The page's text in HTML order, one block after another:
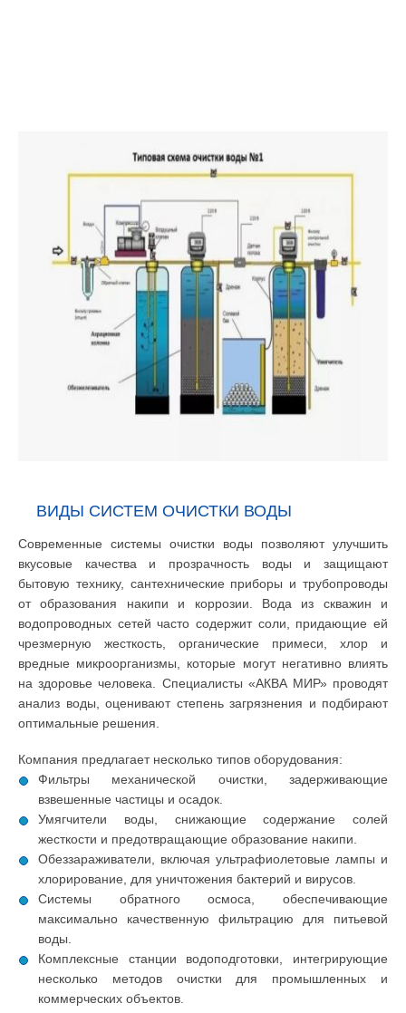
ВИДЫ СИСТЕМ ОЧИСТКИ ВОДЫ
Современные системы очистки воды позволяют улучшить
вкусовые качества и прозрачность воды и защищают
бытовую технику, сантехнические приборы и трубопроводы
от образования накипи и коррозии. Вода из скважин и
водопроводных сетей часто содержит соли, придающие ей
чрезмерную жесткость, органические примеси, хлор и
вредные микроорганизмы, которые могут негативно влиять
на здоровье человека. Специалисты «АКВА МИР» проводят
анализ воды, оценивают степень загрязнения и подбирают
оптимальные решения.
Компания предлагает несколько типов оборудования:
Фильтры механической очистки, задерживающие
взвешенные частицы и осадок.
Умягчители воды, снижающие содержание солей
жесткости и предотвращающие образование накипи.
Обеззараживатели, включая ультрафиолетовые лампы и
хлорирование, для уничтожения бактерий и вирусов.
Системы обратного осмоса, обеспечивающие
максимально качественную фильтрацию для питьевой
воды.
Комплексные станции водоподготовки, интегрирующие
несколько методов очистки для промышленных и
коммерческих объектов.